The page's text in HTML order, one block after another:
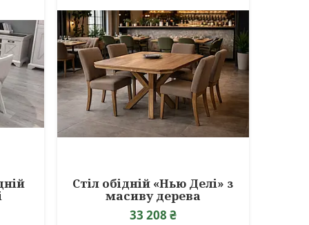
Стіл обідній «Нью Делі» з
масиву дерева
33 208 ₴